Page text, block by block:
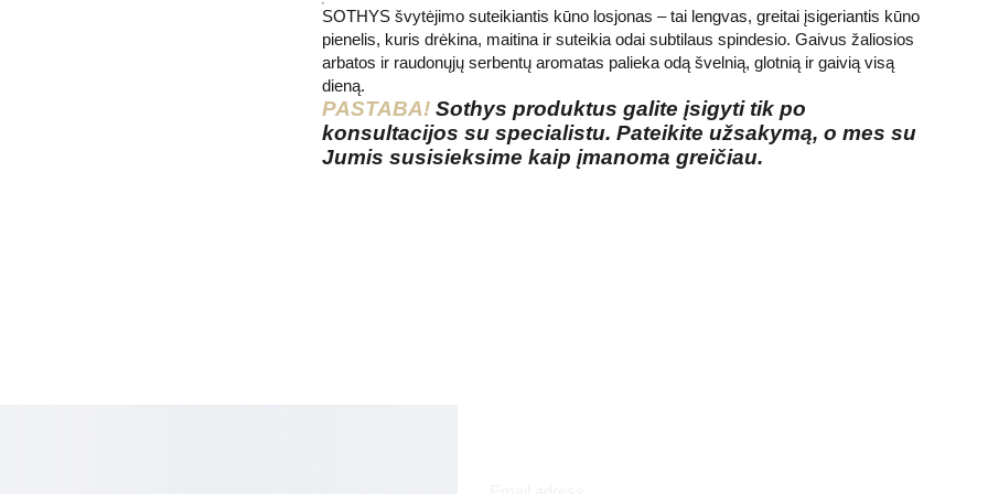
SOTHYS švytėjimo suteikiantis kūno losjonas – tai lengvas, greitai įsigeriantis kūno
pienelis, kuris drėkina, maitina ir suteikia odai subtilaus spindesio. Gaivus žaliosios
arbatos ir raudonųjų serbentų aromatas palieka odą švelnią, glotnią ir gaivią visą
dieną.
PASTABA! Sothys produktus galite įsigyti tik po
konsultacijos su specialistu. Pateikite užsakymą, o mes su
Jumis susisieksime kaip įmanoma greičiau.